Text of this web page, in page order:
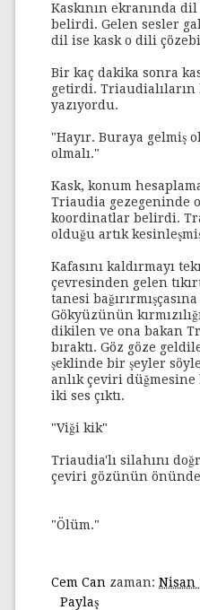
Kaskının ekranında
belirdi. Gelen sesler
dil ise kask o dili
Bir kaç dakika sonra
getirdi.
yazıyordu.
"Hayır. Buraya gelmiş
olmalı."
Kask, konum
Triaudia gezegeninde
koordinatlar belirdi.
olduğu artık
Kafasını kaldırmayı
çevresinden gelen
tanesi
Gökyüzünün
dikilen ve ona bakan
bıraktı. Göz göze
şeklinde bir şeyler
anlık çeviri düğmesine
iki ses çıktı.
"Viği kik"
Triaudia'lı silahını
çeviri gözünün
"Ölüm."
Cem Can zaman: Nisan
Paylaş